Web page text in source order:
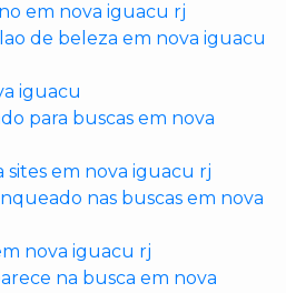
em nova iguacu rj
de beleza em nova iguacu
iguacu
para buscas em nova
sites em nova iguacu rj
nas buscas em nova
nova iguacu rj
na busca em nova